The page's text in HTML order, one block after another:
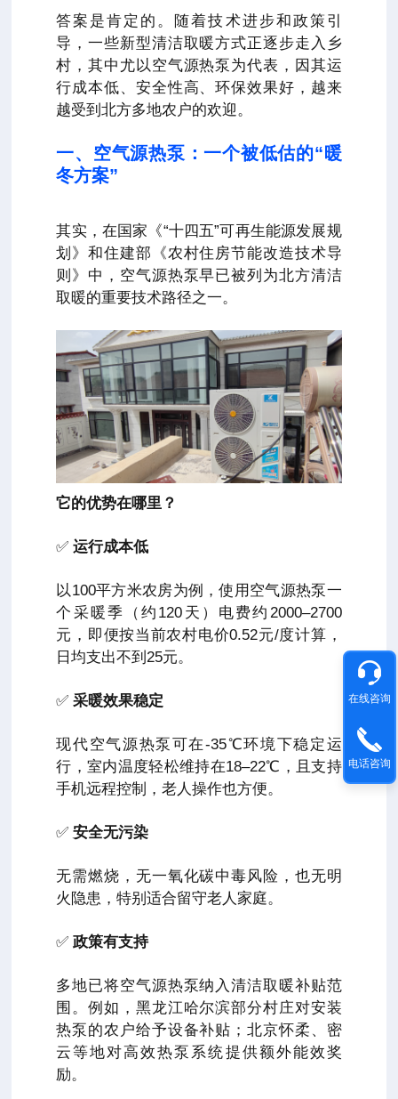
答案是肯定的。随着技术进步和政策引
导，一些新型清洁取暖方式正逐步走入乡
村，其中尤以空气源热泵为代表，因其运
行成本低、安全性高、环保效果好，越来
越受到北方多地农户的欢迎。
一、空气源热泵：一个被低估的“暖
冬方案”
其实，在国家《“十四五”可再生能源发展规
划》和住建部《农村住房节能改造技术导
则》中，空气源热泵早已被列为北方清洁
取暖的重要技术路径之一。
它的优势在哪里？
✅运行成本低
以100平方米农房为例，使用空气源热泵一
个采暖季（约120天）电费约2000–2700
元，即便按当前农村电价0.52元/度计算，
日均支出不到25元。
✅采暖效果稳定
现代空气源热泵可在-35℃环境下稳定运
行，室内温度轻松维持在18–22℃，且支持
手机远程控制，老人操作也方便。
✅安全无污染
无需燃烧，无一氧化碳中毒风险，也无明
火隐患，特别适合留守老人家庭。
✅政策有支持
多地已将空气源热泵纳入清洁取暖补贴范
围。例如，黑龙江哈尔滨部分村庄对安装
热泵的农户给予设备补贴；北京怀柔、密
云等地对高效热泵系统提供额外能效奖
励。
在线咨询
电话咨询